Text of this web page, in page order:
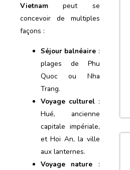
Vietnam peut se
concevoir de multiples
façons :
Séjour balnéaire :
plages de Phu
Quoc ou Nha
Trang.
Voyage culturel:
Hué, ancienne
capitale impériale,
et Hoi An, la ville
aux lanternes.
Voyage nature :